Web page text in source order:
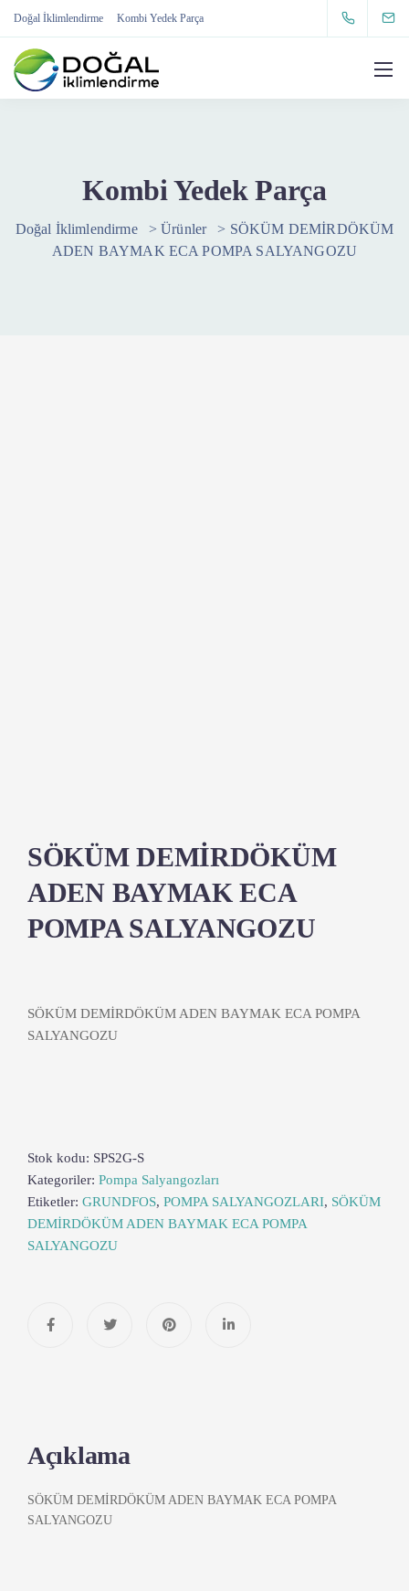
Doğal İklimlendirme Kombi Yedek Parça
Kombi Yedek Parça
Doğal İklimlendirme >Ürünler > SÖKÜM DEMİRDÖKÜM
ADEN BAYMAK ECA POMPA SALYANGOZU
SÖKÜM DEMİRDÖKÜM
ADEN BAYMAK ECA
POMPA SALYANGOZU
SÖKÜM DEMİRDÖKÜM ADEN BAYMAK ECA POMPA
SALYANGOZU
Stok kodu: SPS2G-S
Kategoriler: Pompa Salyangozları
Etiketler: GRUNDFOS, POMPA SALYANGOZLARI, SÖKÜM
DEMİRDÖKÜM ADEN BAYMAK ECA POMPA
SALYANGOZU
Açıklama
SÖKÜM DEMİRDÖKÜM ADEN BAYMAK ECA POMPA
SALYANGOZU